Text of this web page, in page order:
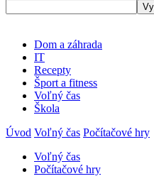
Dom a záhrada
IT
Recepty
Šport a fitness
Voľný čas
Škola
Úvod Voľný čas Počítačové hry
Voľný čas
Počítačové hry